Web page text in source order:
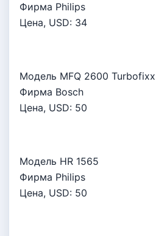
Фирма Philips
Цена, USD: 34
Модель MFQ 2600 Turbofixx
Фирма Bosch
Цена, USD: 50
Модель HR 1565
Фирма Philips
Цена, USD: 50